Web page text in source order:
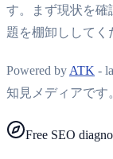
す。まず現状を確
題を棚卸ししてく
Powered by ATK -
知見メディアです
Free SEO